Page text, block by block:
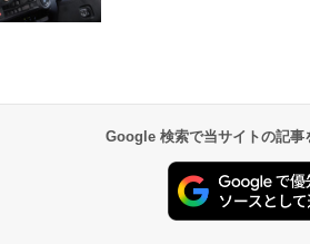
Google 検索で当サイトの記事